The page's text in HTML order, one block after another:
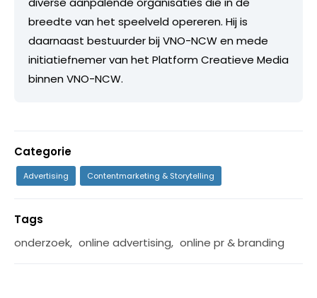
breedte van het speelveld opereren. Hij is
daarnaast bestuurder bij VNO-NCW en mede
initiatiefnemer van het Platform Creatieve Media
binnen VNO-NCW.
Categorie
Advertising Contentmarketing & Storytelling
Tags
onderzoek, online advertising, online pr & branding